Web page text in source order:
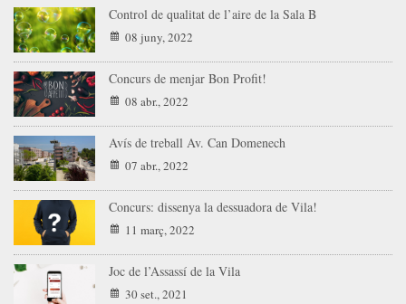
Control de qualitat de l’aire de la Sala B
08 juny, 2022
Concurs de menjar Bon Profit!
08 abr., 2022
Avís de treball Av. Can Domenech
07 abr., 2022
Concurs: dissenya la dessuadora de Vila!
11 març, 2022
Joc de l’Assassí de la Vila
30 set., 2021